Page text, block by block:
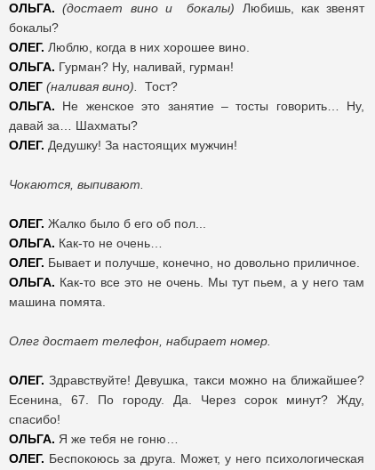
ОЛЬГА. (достает вино и бокалы) Любишь, как звенят
бокалы?
ОЛЕГ. Люблю, когда в них хорошее вино.
ОЛЬГА. Гурман? Ну, наливай, гурман!
ОЛЕГ (наливая вино).
Тост?
ОЛЬГА. Не женское это занятие – тосты говорить… Ну,
давай за… Шахматы?
ОЛЕГ. Дедушку! За настоящих мужчин!
Чокаются, выпивают.
ОЛЕГ. Жалко было б его об пол...
ОЛЬГА. Как-то не очень…
ОЛЕГ. Бывает и получше, конечно, но довольно приличное.
ОЛЬГА. Как-то все это не очень. Мы тут пьем, а у него там
машина помята.
Олег достает телефон, набирает номер.
ОЛЕГ. Здравствуйте! Девушка, такси можно на ближайшее?
Есенина, 67. По городу. Да. Через сорок минут? Жду,
спасибо!
ОЛЬГА. Я же тебя не гоню…
ОЛЕГ. Беспокоюсь за друга. Может, у него психологическая